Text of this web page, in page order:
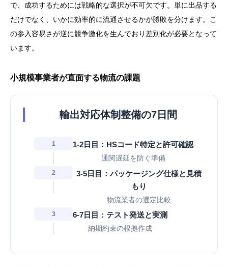
で、成功するためには戦略的な選択が不可欠です。単に出品する
だけでなく、いかに効率的に流通させるかが勝敗を分けます。こ
の参入容易さが逆に競争激化を生んでおり差別化が必要となって
います。
小規模事業者が直面する物流の課題
輸出対応体制整備の7日間
1 1-2日目：HSコード特定と許可確認
通関遅延を防ぐ準備
2
3-5日目：パッケージング仕様と見積
もり
物流業者の選定比較
3 6-7日目：テスト発送と実測
納期約束の根拠作成